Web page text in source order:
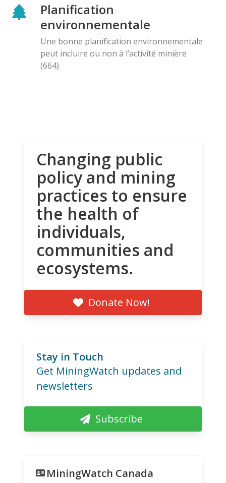
Planification
environnementale
Une bonne planification environnementale
peut incluire ou non à l’activité minière
(664)
Changing public
policy and mining
practices to ensure
the health of
individuals,
communities and
ecosystems.
Donate Now!
Stay in Touch
Get MiningWatch updates and
newsletters
Subscribe
MiningWatch Canada